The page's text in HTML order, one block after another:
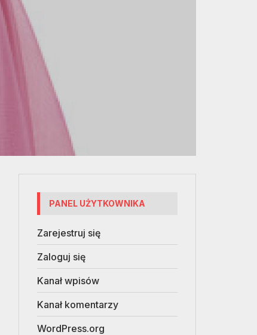
PANEL UŻYTKOWNIKA
Zarejestruj się
Zaloguj się
Kanał wpisów
Kanał komentarzy
WordPress.org